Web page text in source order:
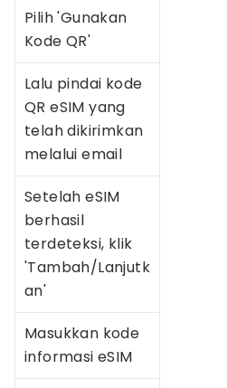
Pilih 'Gunakan
Kode QR'
Lalu pindai kode
QR eSIM yang
telah dikirimkan
melalui email
Setelah eSIM
berhasil
terdeteksi, klik
'Tambah/Lanjutk
an'
Masukkan kode
informasi eSIM